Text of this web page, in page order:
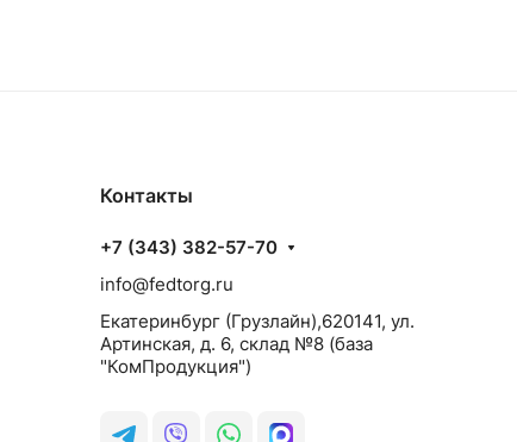
Контакты
+7 (343) 382-57-70
info@fedtorg.ru
Екатеринбург (Грузлайн),620141, ул.
Артинская, д. 6, склад №8 (база
"КомПродукция")